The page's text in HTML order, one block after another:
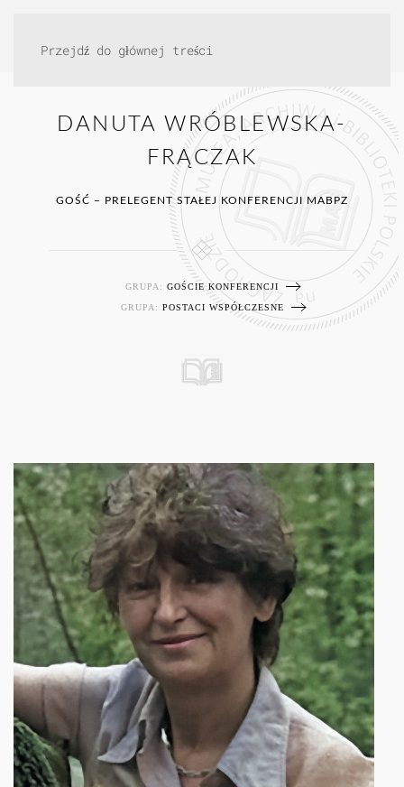
Przejdź do głównej treści
DANUTA WRÓBLEWSKA-
FRĄCZAK
GOŚĆ – PRELEGENT STAŁEJ KONFERENCJI MABPZ
GRUPA: GOŚCIE KONFERENCJI
GRUPA: POSTACI WSPÓŁCZESNE